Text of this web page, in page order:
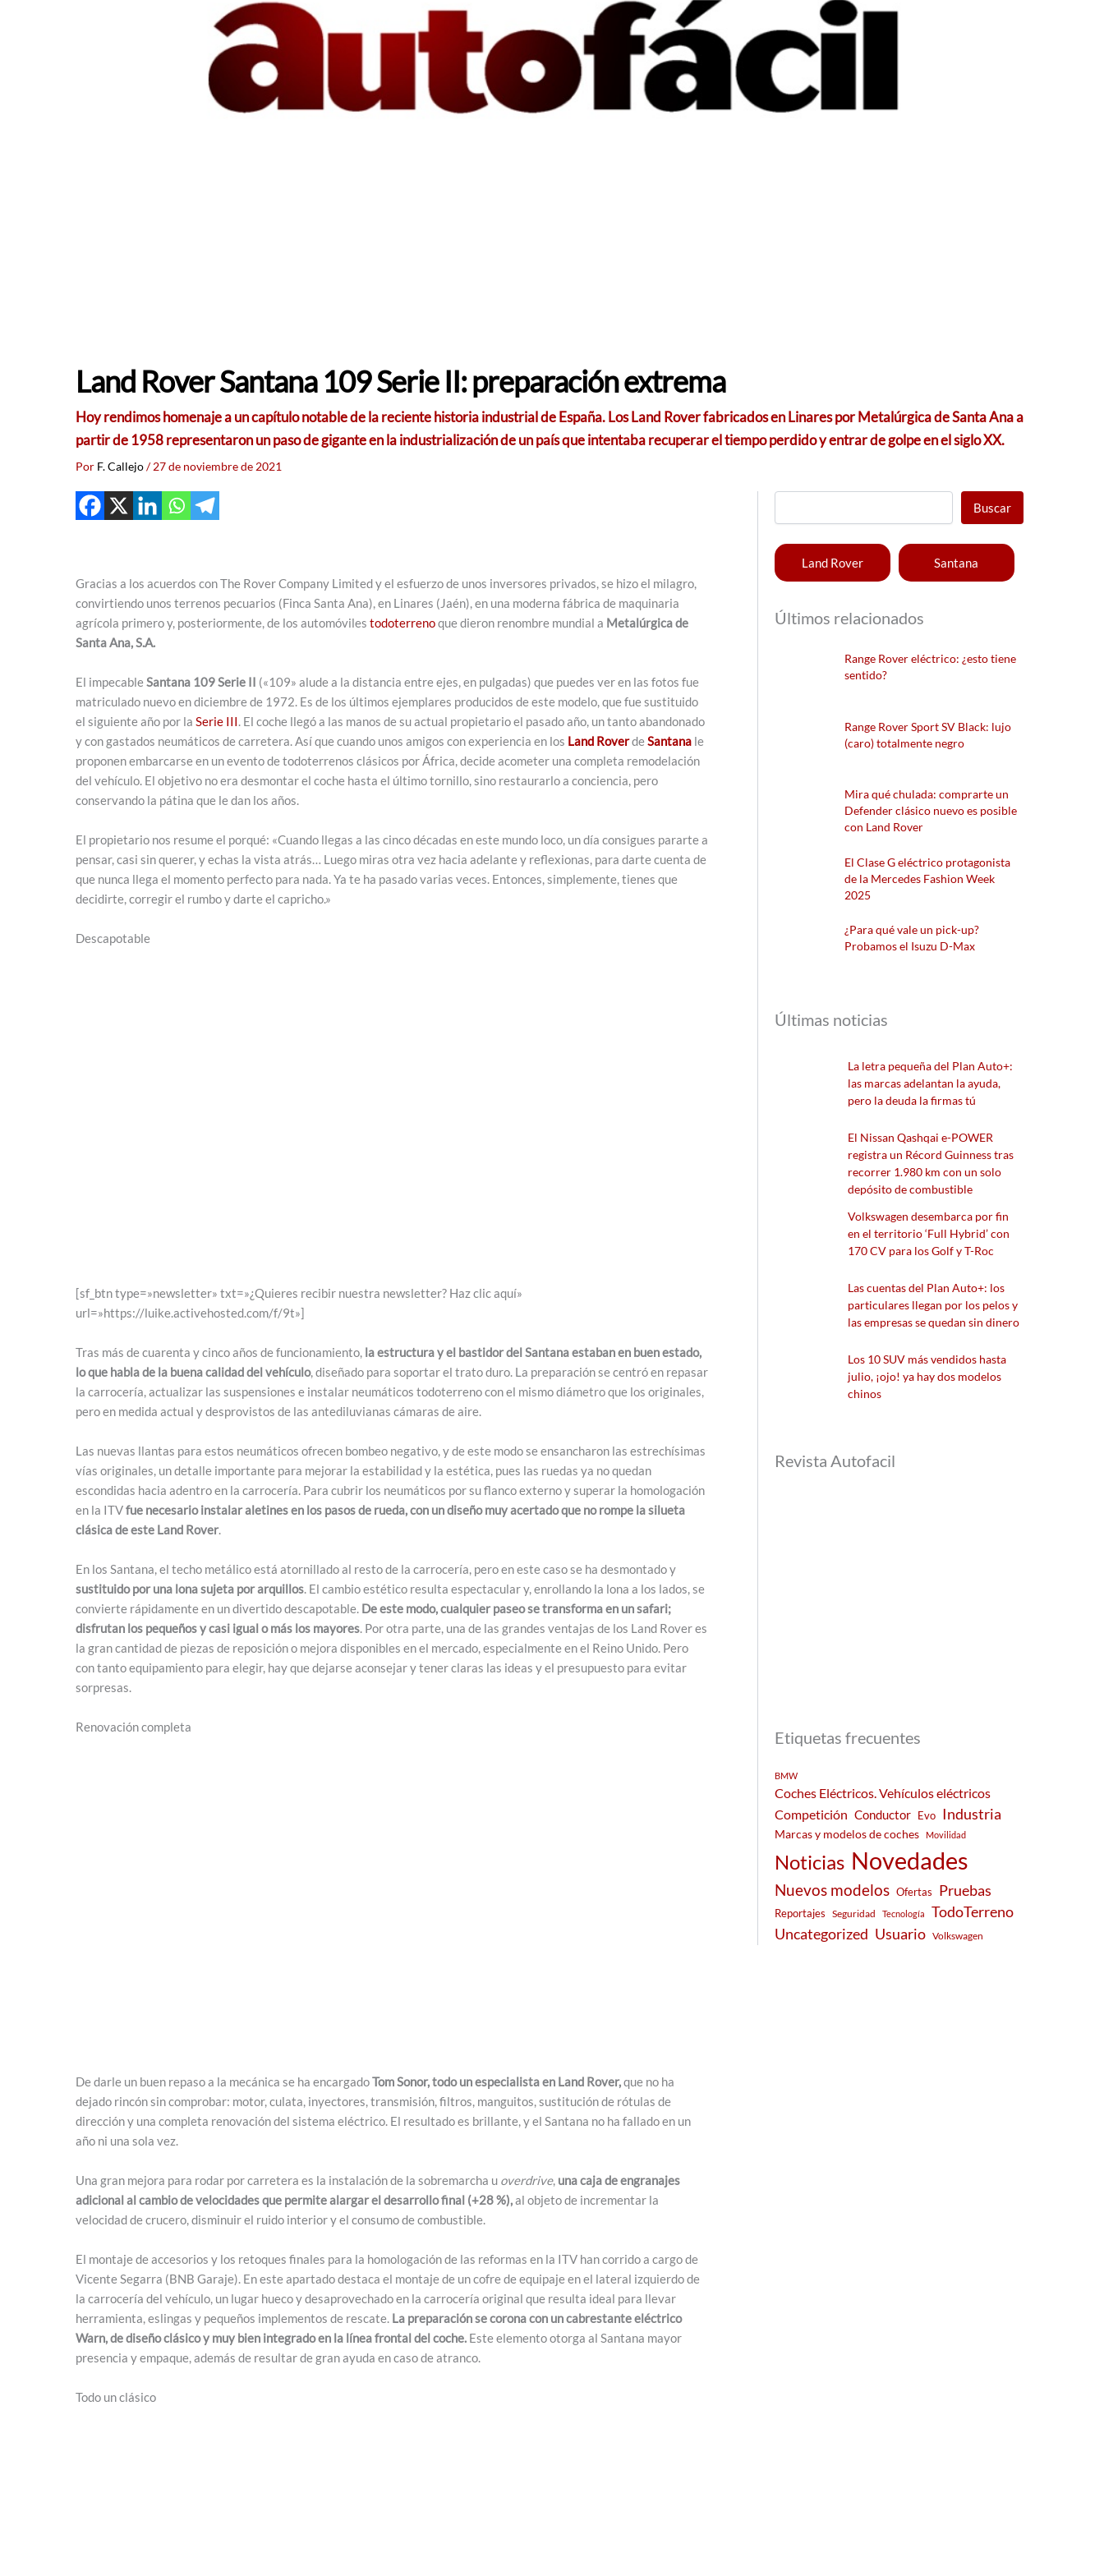
Land Rover Santana 109 Serie II: preparación extrema
Hoy rendimos homenaje a un capítulo notable de la reciente historia industrial de España. Los Land Rover fabricados en Linares por Metalúrgica de Santa Ana a
partir de 1958 representaron un paso de gigante en la industrialización de un país que intentaba recuperar el tiempo perdido y entrar de golpe en el siglo XX.
Por F. Callejo/27 de noviembre de 2021
Gracias a los acuerdos con The Rover Company Limited y el esfuerzo de unos inversores privados, se hizo el milagro,
convirtiendo unos terrenos pecuarios (Finca Santa Ana), en Linares (Jaén), en una moderna fábrica de maquinaria
agrícola primero y, posteriormente, de los automóviles todoterrenoque dieron renombre mundial a Metalúrgica de
Santa Ana, S.A.
El impecableSantana 109 Serie II («109» alude a la distancia entre ejes, en pulgadas) que puedes ver en las fotos fue
matriculado nuevo en diciembre de 1972. Es de los últimos ejemplares producidos de este modelo, que fue sustituido
el siguiente año por la Serie III. El coche llegó a las manos de su actual propietario el pasado año, un tanto abandonado
y con gastados neumáticos de carretera. Así que cuando unos amigos con experiencia en los Land RoverdeSantana le
proponen embarcarse en un evento de todoterrenos clásicos por África, decide acometer una completa remodelación
del vehículo. El objetivo no era desmontar el coche hasta el último tornillo, sino restaurarlo a conciencia, pero
conservando la pátina que le dan los años.
El propietario nos resume el porqué: «Cuando llegas a las cinco décadas en este mundo loco, un día consigues pararte a
pensar, casi sin querer, y echas la vista atrás… Luego miras otra vez hacia adelante y reflexionas, para darte cuenta de
que nunca llega el momento perfecto para nada. Ya te ha pasado varias veces. Entonces, simplemente, tienes que
decidirte, corregir el rumbo y darte el capricho.»
Descapotable
[sf_btn type=»newsletter» txt=»¿Quieres recibir nuestra newsletter? Haz clic aquí»
url=»https://luike.activehosted.com/f/9t»]
Tras más de cuarenta y cinco años de funcionamiento, la estructura y el bastidor del Santana estaban en buen estado,
lo que habla de la buena calidad del vehículo, diseñado para soportar el trato duro. La preparación se centró en repasar
la carrocería, actualizar las suspensiones e instalar neumáticos todoterreno con el mismo diámetro que los originales,
pero en medida actual y desprovistos de las antediluvianas cámaras de aire.
Las nuevas llantas para estos neumáticos ofrecen bombeo negativo, y de este modo se ensancharon las estrechísimas
vías originales, un detalle importante para mejorar la estabilidad y la estética, pues las ruedas ya no quedan
escondidas hacia adentro en la carrocería. Para cubrir los neumáticos por su flanco externo y superar la homologación
en la ITVfue necesario instalar aletines en los pasos de rueda, con un diseño muy acertado que no rompe la silueta
clásica de este Land Rover.
En los Santana, el techo metálico está atornillado al resto de la carrocería, pero en este caso se ha desmontado y
sustituido por una lona sujeta por arquillos. El cambio estético resulta espectacular y, enrollando la lona a los lados, se
convierte rápidamente en un divertido descapotable. De este modo, cualquier paseo se transforma en un safari;
disfrutan los pequeños y casi igual o más los mayores. Por otra parte, una de las grandes ventajas de los Land Rover es
la gran cantidad de piezas de reposición o mejora disponibles en el mercado, especialmente en el Reino Unido. Pero
con tanto equipamiento para elegir, hay que dejarse aconsejar y tener claras las ideas y el presupuesto para evitar
sorpresas.
Renovación completa
De darle un buen repaso a la mecánica se ha encargadoTom Sonor, todo un especialista en Land Rover,que no ha
dejado rincón sin comprobar: motor, culata, inyectores, transmisión, filtros, manguitos, sustitución de rótulas de
dirección y una completa renovación del sistema eléctrico. El resultado es brillante, y el Santana no ha fallado en un
año ni una sola vez.
Una gran mejora para rodar por carretera es la instalación de la sobremarcha u overdrive, una caja de engranajes
adicional al cambio de velocidades que permite alargar el desarrollo final (+28 %),al objeto de incrementar la
velocidad de crucero, disminuir el ruido interior y el consumo de combustible.
El montaje de accesorios y los retoques finales para la homologación de las reformas en la ITV han corrido a cargo de
Vicente Segarra (BNB Garaje). En este apartado destaca el montaje de un cofre de equipaje en el lateral izquierdo de
la carrocería del vehículo, un lugar hueco y desaprovechado en la carrocería original que resulta ideal para llevar
herramienta, eslingas y pequeños implementos de rescate. La preparación se corona con un cabrestante eléctrico
Warn, de diseño clásico y muy bien integrado en la línea frontal del coche. Este elemento otorga al Santana mayor
presencia y empaque, además de resultar de gran ayuda en caso de atranco.
Todo un clásico
Buscar
Land Rover Santana
Últimos relacionados
Range Rover eléctrico: ¿esto tiene
sentido?
Range Rover Sport SV Black: lujo
(caro) totalmente negro
Mira qué chulada: comprarte un
Defender clásico nuevo es posible
con Land Rover
El Clase G eléctrico protagonista
de la Mercedes Fashion Week
2025
¿Para qué vale un pick-up?
Probamos el Isuzu D-Max
Últimas noticias
La letra pequeña del Plan Auto+:
las marcas adelantan la ayuda,
pero la deuda la firmas tú
El Nissan Qashqai e-POWER
registra un Récord Guinness tras
recorrer 1.980 km con un solo
depósito de combustible
Volkswagen desembarca por fin
en el territorio ‘Full Hybrid’ con
170 CV para los Golf y T-Roc
Las cuentas del Plan Auto+: los
particulares llegan por los pelos y
las empresas se quedan sin dinero
Los 10 SUV más vendidos hasta
julio, ¡ojo! ya hay dos modelos
chinos
Revista Autofacil
Etiquetas frecuentes
BMW
Coches Eléctricos. Vehículos eléctricos
Competición Conductor Evo Industria
Marcas y modelos de coches Movilidad
Noticias Novedades
Nuevos modelos Ofertas Pruebas
Reportajes Seguridad Tecnología
TodoTerreno
Uncategorized Usuario Volkswagen